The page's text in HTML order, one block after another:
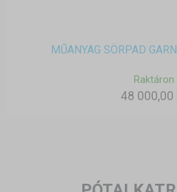
MŰANYAG SÖRPAD
Raktáron
48 000,00